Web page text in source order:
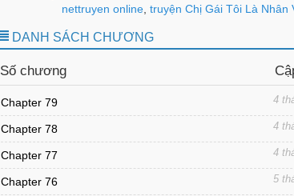
nettruyen online truyện Chị Gái Tôi Là
DANH SÁCH CHƯƠNG
Số chương
Chapter 79 4
Chapter 78 4
Chapter 77 4
Chapter 76 5